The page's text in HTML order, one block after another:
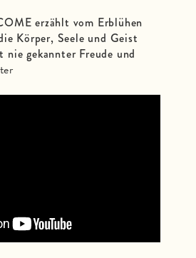
erzählt vom Erblühen
Körper, Seele und Geist
nie gekannter Freude und